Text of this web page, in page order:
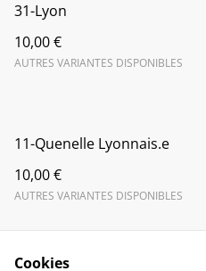
31-Lyon
10,00 €
AUTRES VARIANTES DISPONIBLES
11-Quenelle Lyonnais.e
10,00 €
AUTRES VARIANTES DISPONIBLES
Cookies